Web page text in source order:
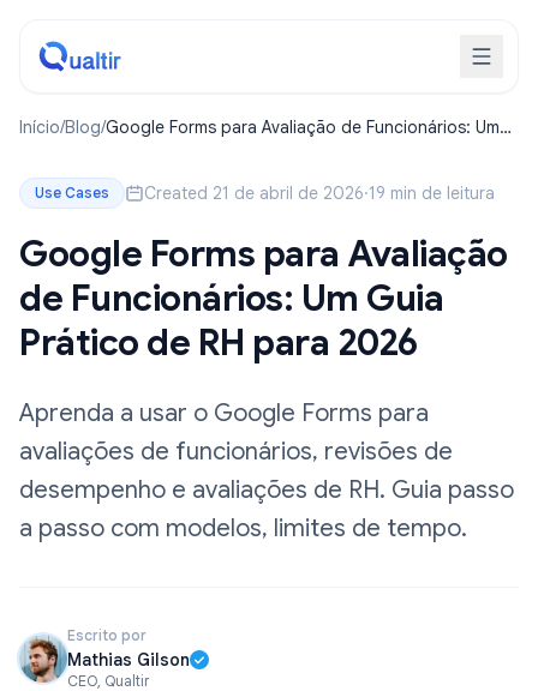
Início/Blog/Google Forms para Avaliação de Funcionários: Um
Use Cases Created 21 de abril de 2026·19 min de leitura
Google Forms para Avaliação
de Funcionários: Um Guia
Prático de RH para 2026
Aprenda a usar o Google Forms para
avaliações de funcionários, revisões de
desempenho e avaliações de RH. Guia passo
a passo com modelos, limites de tempo.
Escrito por
Mathias Gilson
CEO, Qualtir